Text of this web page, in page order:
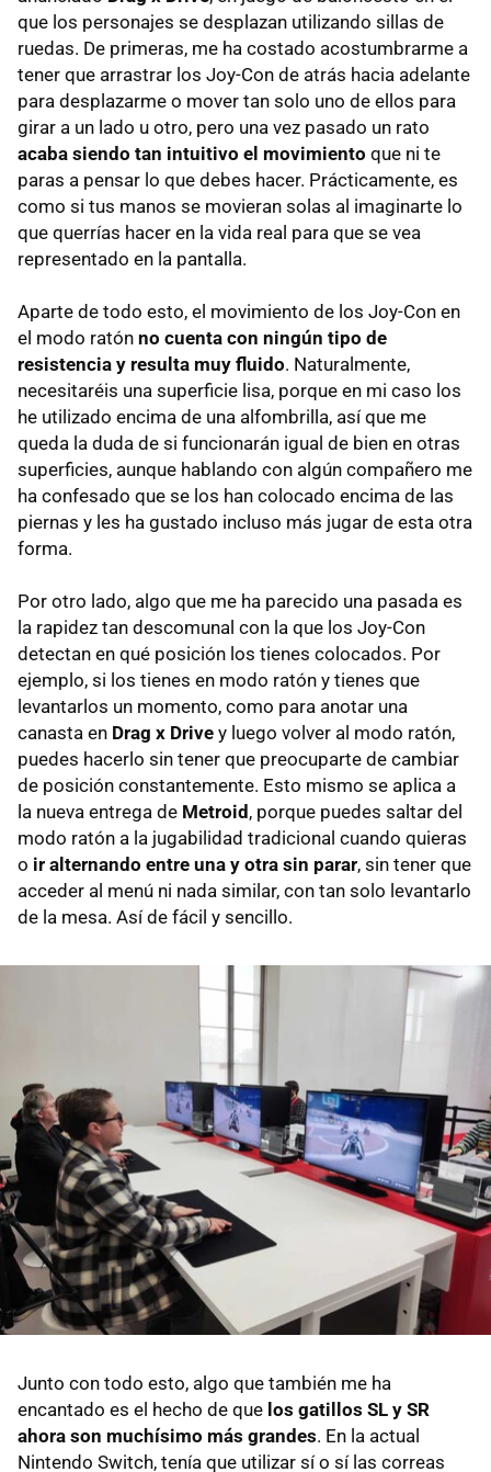
que los personajes se desplazan utilizando sillas de
ruedas. De primeras, me ha costado acostumbrarme a
tener que arrastrar los Joy-Con de atrás hacia adelante
para desplazarme o mover tan solo uno de ellos para
girar a un lado u otro, pero una vez pasado un rato
acaba siendo tan intuitivo el movimiento que ni te
paras a pensar lo que debes hacer. Prácticamente, es
como si tus manos se movieran solas al imaginarte lo
que querrías hacer en la vida real para que se vea
representado en la pantalla.
Aparte de todo esto, el movimiento de los Joy-Con en
el modo ratón no cuenta con ningún tipo de
resistencia y resulta muy fluido. Naturalmente,
necesitaréis una superficie lisa, porque en mi caso los
he utilizado encima de una alfombrilla, así que me
queda la duda de si funcionarán igual de bien en otras
superficies, aunque hablando con algún compañero me
ha confesado que se los han colocado encima de las
piernas y les ha gustado incluso más jugar de esta otra
forma.
Por otro lado, algo que me ha parecido una pasada es
la rapidez tan descomunal con la que los Joy-Con
detectan en qué posición los tienes colocados. Por
ejemplo, si los tienes en modo ratón y tienes que
levantarlos un momento, como para anotar una
canasta en Drag x Drive y luego volver al modo ratón,
puedes hacerlo sin tener que preocuparte de cambiar
de posición constantemente. Esto mismo se aplica a
la nueva entrega de Metroid , porque puedes saltar del
modo ratón a la jugabilidad tradicional cuando quieras
o ir alternando entre una y otra sin parar, sin tener que
acceder al menú ni nada similar, con tan solo levantarlo
de la mesa. Así de fácil y sencillo.
Junto con todo esto, algo que también me ha
encantado es el hecho de que los gatillos SL y SR
ahora son muchísimo más grandes. En la actual
Nintendo Switch, tenía que utilizar sí o sí las correas